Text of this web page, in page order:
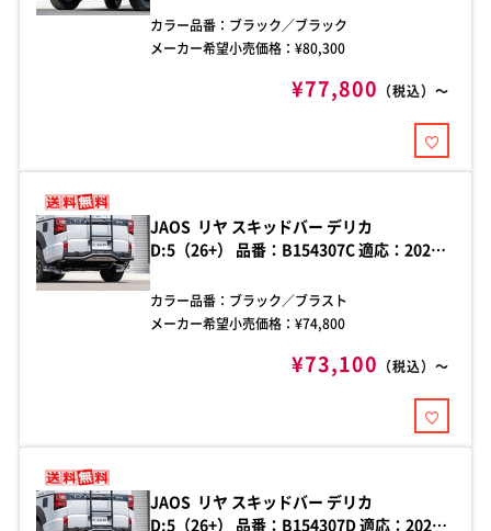
粉体塗装
カラー品番： ブラック／ブラック
メーカー希望小売価格：¥80,300
¥77,800 （税込）～
JAOS リヤ スキッドバー デリカ
D:5（26+） 品番：B154307C 適応：2026
粉体塗装
カラー品番： ブラック／ブラスト
メーカー希望小売価格：¥74,800
¥73,100 （税込）～
JAOS リヤ スキッドバー デリカ
D:5（26+） 品番：B154307D 適応：2026